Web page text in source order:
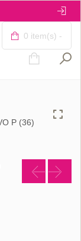
0 item(s) -